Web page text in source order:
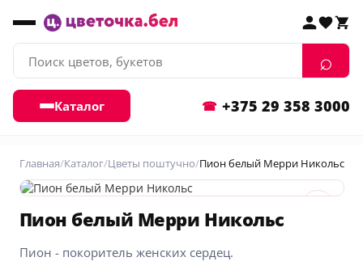
Каталог +375 29 358 3000
Главная Каталог Цветы поштучно Пион белый Мерри Никольс
Пион белый Мерри Никольс
Пион - покоритель женских сердец.